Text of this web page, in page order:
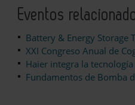
Eventos
Battery & Energy Storage
XXI Congreso Anual de
Haier integra la
Fundamentos de Bomba